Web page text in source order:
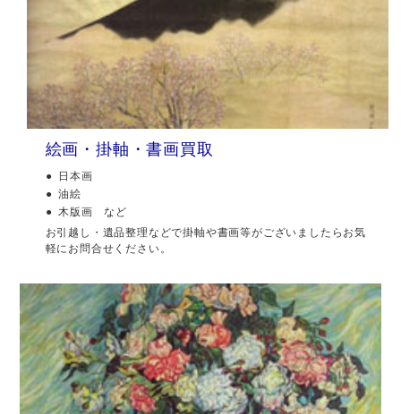
絵画・掛軸・書画買取
日本画
油絵
木版画 など
お引越し・遺品整理などで掛軸や書画等がございましたらお気
軽にお問合せください。